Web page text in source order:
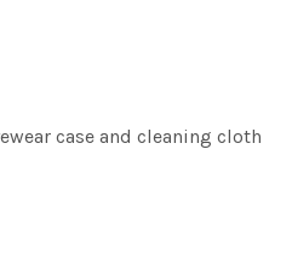
case and cleaning cloth